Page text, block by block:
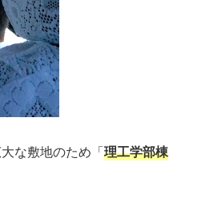
な敷地のため「理工学部棟